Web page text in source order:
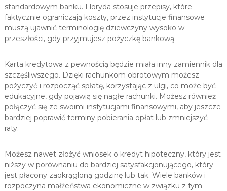
standardowym banku. Floryda stosuje przepisy, które
faktycznie ograniczają koszty, przez instytucje finansowe
muszą ujawnić terminologię dziewczyny wysoko w
przeszłości, gdy przyjmujesz pożyczkę bankową.
Karta kredytowa z pewnością będzie miała inny zamiennik dla
szczęśliwszego. Dzięki rachunkom obrotowym możesz
pożyczyć i rozpocząć spłatę, korzystając z ulgi, co może być
edukacyjne, gdy pojawią się nagłe rachunki. Możesz również
połączyć się ze swoimi instytucjami finansowymi, aby jeszcze
bardziej poprawić terminy pobierania opłat lub zmniejszyć
raty.
Możesz nawet złożyć wniosek o kredyt hipoteczny, który jest
niższy w porównaniu do bardziej satysfakcjonującego, który
jest płacony zaokrągloną godzinę lub tak. Wiele banków i
rozpoczyna małżeństwa ekonomiczne w związku z tym